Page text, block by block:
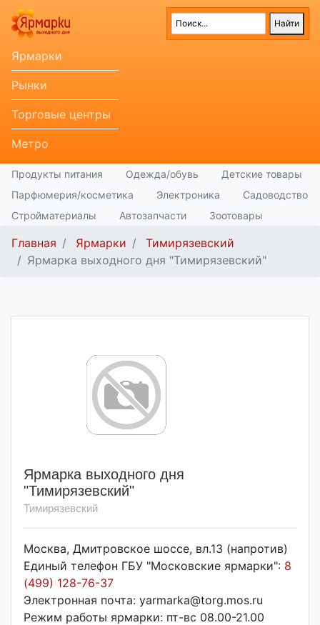
Ярмарки
Рынки
Торговые центры
Метро
Продукты питания Одежда/обувь
Детские товары
Парфюмерия/косметика
Электроника
Садоводство
Стройматериалы
Автозапчасти Зоотовары
Главная Ярмарки
Тимирязевский
Ярмарка выходного дня "Тимирязевский"
Ярмарка выходного дня
"Тимирязевский"
Тимирязевский
Москва, Дмитровское шоссе, вл.13 (напротив)
Единый телефон ГБУ "Московские ярмарки": 8
(499) 128-76-37
Электронная почта: yarmarka@torg.mos.ru
Режим работы ярмарки: пт-вс 08.00-21.00